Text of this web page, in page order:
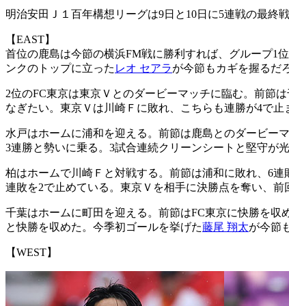
明治安田Ｊ１百年構想リーグは9日と10日に5連戦の最終
【EAST】
首位の鹿島は今節の横浜FM戦に勝利すれば、グループ1
ンクのトップに立った レオ セアラが今節もカギを握るだ
2位のFC東京は東京Ｖとのダービーマッチに臨む。前節
なぎたい。東京Ｖは川崎Ｆに敗れ、こちらも連勝が4で
水戸はホームに浦和を迎える。前節は鹿島とのダービー
3連勝と勢いに乗る。3試合連続クリーンシートと堅守が
柏はホームで川崎Ｆと対戦する。前節は浦和に敗れ、6
連敗を2で止めている。東京Ｖを相手に決勝点を奪い、
千葉はホームに町田を迎える。前節はFC東京に快勝を
と快勝を収めた。今季初ゴールを挙げた藤尾 翔太が今節
【WEST】